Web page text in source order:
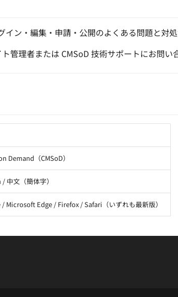
イン・編集・申請・公開のよくある問題と対
管理者または CMSoD 技術サポートにお問い
Demand（CMSoD）
中文（簡体字）
Microsoft Edge / Firefox / Safari（いずれも最新版）